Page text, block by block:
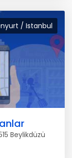
/ Istanbul
Beylikdüzü